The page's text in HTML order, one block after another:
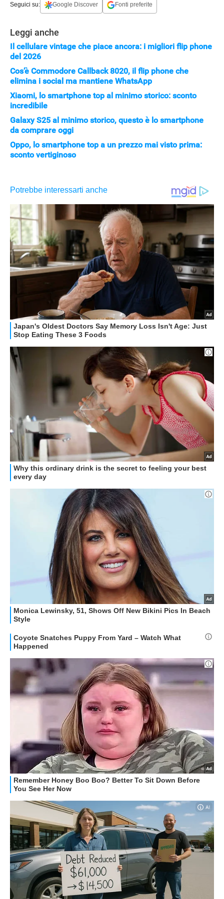
HOW TO
Seguici su: Google Discover Fonti preferite
Leggi anche
Il cellulare vintage che piace ancora: i migliori flip phone
del 2026
Cos’è Commodore Callback 8020, il flip phone che
elimina i social ma mantiene WhatsApp
Xiaomi, lo smartphone top al minimo storico: sconto
incredibile
Galaxy S25 al minimo storico, questo è lo smartphone
da comprare oggi
Oppo, lo smartphone top a un prezzo mai visto prima:
sconto vertiginoso